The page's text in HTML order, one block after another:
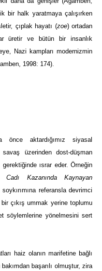
bir halk yaratmaya çalışırken
çıplak hayatı (zoe) ortadan
üretir ve bütün bir insanlık
Nazi kampları modernizmin
1998: 174).
aktardığımız siyasal
savaş üzerinden dost-düşman
gerektiğinde ısrar eder. Örneğin
Cadı Kazanında Kaynayan
referansla devrimci
bir çıkış ummak yerine toplumu
söylemlerine yönelmesini sert
haiz olanın marifetine bağlı
başarılı olmuştur, zira